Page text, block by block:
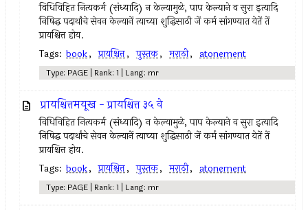
विधिविहित नित्‍यकर्म (संध्यादि) न केल्‍यामुळे, पाप केल्याने व सुरा इत्‍यादि
निषिद्ध पदार्थांचे सेवन केल्‍यानें त्‍याच्या शुद्धिसाठी जें कर्म सांगण्यात येतें तें
प्रायश्चित्त होय.
Tags: book, प्रायश्चित्त, पुस्तक, मराठी, atonement
Type: PAGE | Rank: 1 | Lang: mr
प्रायश्चित्तमयूख - प्रायश्चित्त ३५ वे
विधिविहित नित्‍यकर्म (संध्यादि) न केल्‍यामुळे, पाप केल्याने व सुरा इत्‍यादि
निषिद्ध पदार्थांचे सेवन केल्‍यानें त्‍याच्या शुद्धिसाठी जें कर्म सांगण्यात येतें तें
प्रायश्चित्त होय.
Tags: book, प्रायश्चित्त, पुस्तक, मराठी, atonement
Type: PAGE | Rank: 1 | Lang: mr